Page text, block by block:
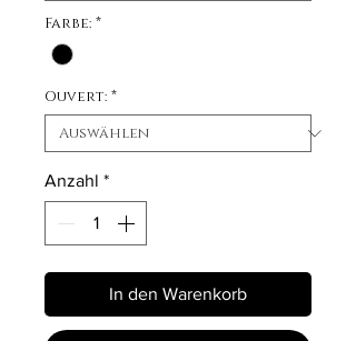
Farbe: *
Ouvert: *
Anzahl *
In den Warenkorb